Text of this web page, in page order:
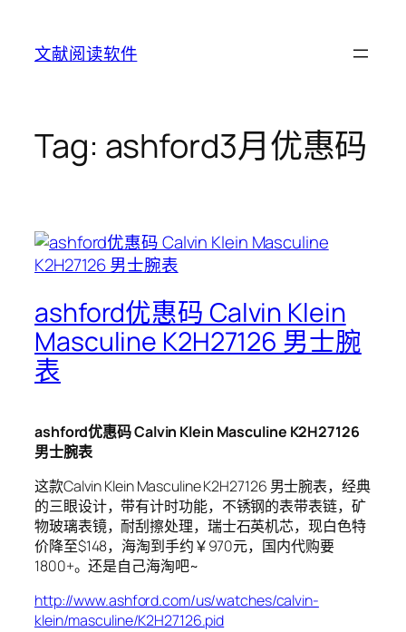
content
文献阅读软件
Tag: ashford3月优惠码
ashford优惠码 Calvin Klein
Masculine K2H27126 男士腕
表
ashford优惠码 Calvin Klein Masculine K2H27126
男士腕表
这款Calvin Klein Masculine K2H27126 男士腕表，经典
的三眼设计，带有计时功能，不锈钢的表带表链，矿
物玻璃表镜，耐刮擦处理，瑞士石英机芯，现白色特
价降至$148，海淘到手约￥970元，国内代购要
1800+。还是自己海淘吧~
http://www.ashford.com/us/watches/calvin-
klein/masculine/K2H27126.pid